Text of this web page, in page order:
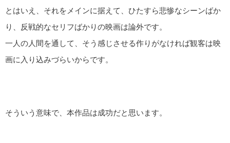
とはいえ、それをメインに据えて、ひたすら悲惨なシーンばか
り、反戦的なセリフばかりの映画は論外です。
一人の人間を通して、そう感じさせる作りがなければ観客は映
画に入り込みづらいからです。
そういう意味で、本作品は成功だと思います。